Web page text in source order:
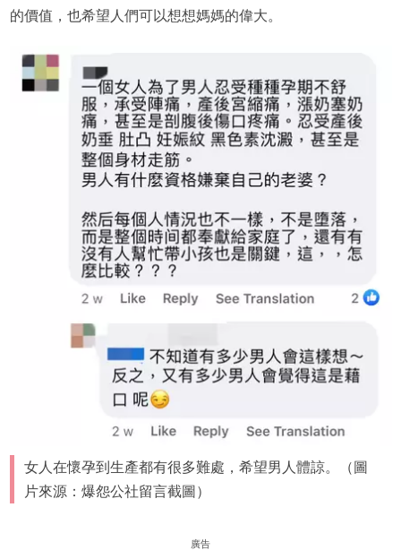
的價值，也希望人們可以想想媽媽的偉大。
女人在懷孕到生產都有很多難處，希望男人體諒。（圖
片來源：爆怨公社留言截圖）
廣告